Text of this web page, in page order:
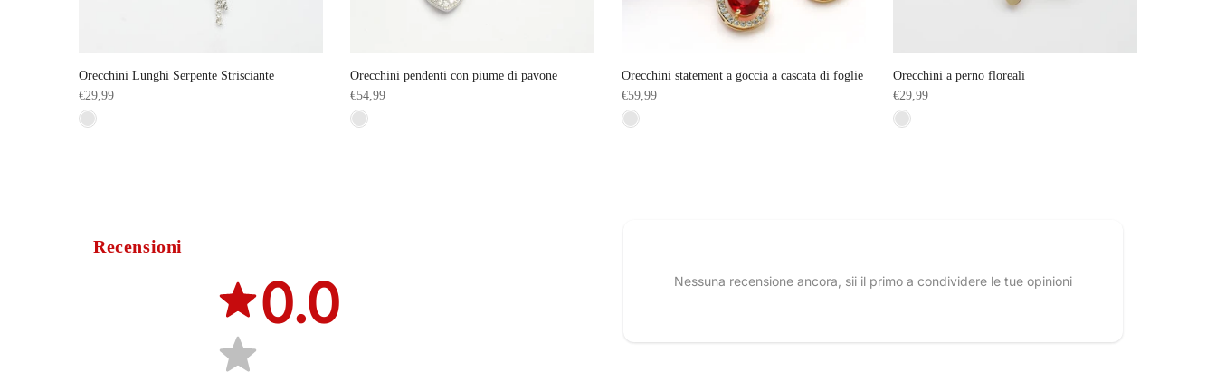
Orecchini Lunghi Serpente Strisciante
€29,99
Orecchini pendenti con piume di pavone
€54,99
Orecchini statement a goccia a cascata di foglie
€59,99
Orecchini a perno floreali
€29,99
Recensioni
0.0 Nessuna recensione ancora, sii il primo a condividere le tue opinioni